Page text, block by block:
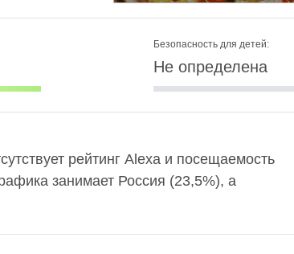
Безопасность для детей:
Не определена
рейтинг Alexa и посещаемость
занимает Россия (23,5%), а